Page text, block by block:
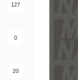
127
0
20